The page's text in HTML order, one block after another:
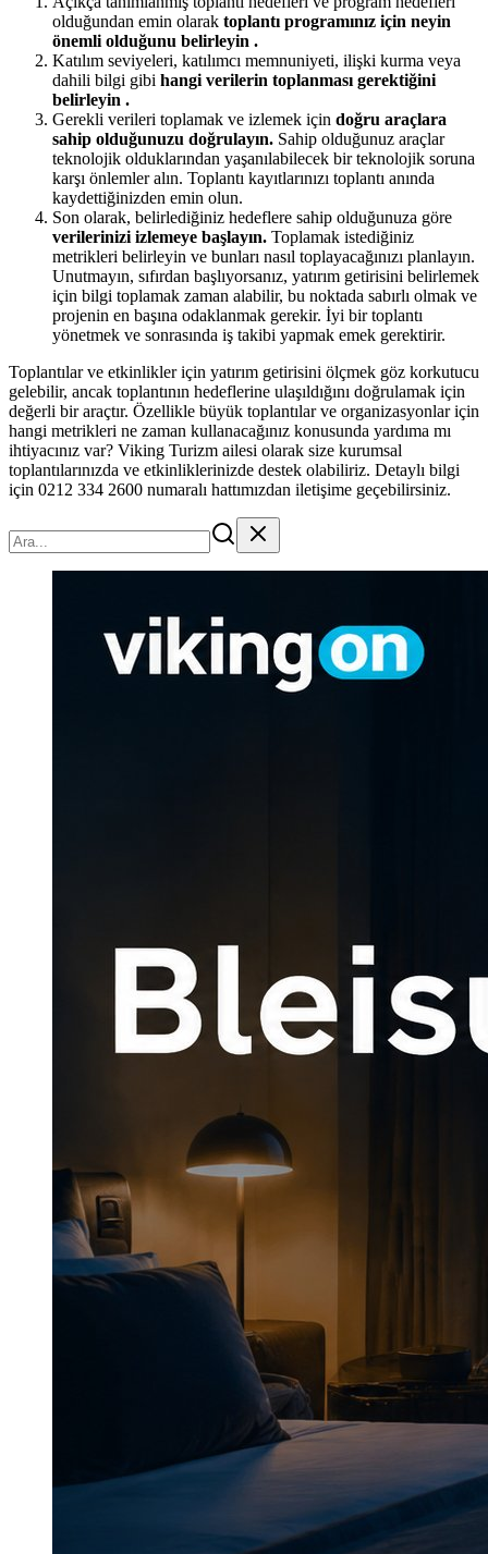
olduğundan emin olarak toplantı programınız için neyin
önemli olduğunu belirleyin .
Katılım seviyeleri, katılımcı memnuniyeti, ilişki kurma veya
dahili bilgi gibi hangi verilerin toplanması gerektiğini
belirleyin .
Gerekli verileri toplamak ve izlemek için doğru araçlara
sahip olduğunuzu doğrulayın. Sahip olduğunuz araçlar
teknolojik olduklarından yaşanılabilecek bir teknolojik soruna
karşı önlemler alın. Toplantı kayıtlarınızı toplantı anında
kaydettiğinizden emin olun.
Son olarak, belirlediğiniz hedeflere sahip olduğunuza göre
verilerinizi izlemeye başlayın. Toplamak istediğiniz
metrikleri belirleyin ve bunları nasıl toplayacağınızı planlayın.
Unutmayın, sıfırdan başlıyorsanız, yatırım getirisini belirlemek
için bilgi toplamak zaman alabilir, bu noktada sabırlı olmak ve
projenin en başına odaklanmak gerekir. İyi bir toplantı
yönetmek ve sonrasında iş takibi yapmak emek gerektirir.
Toplantılar ve etkinlikler için yatırım getirisini ölçmek göz korkutucu
gelebilir, ancak toplantının hedeflerine ulaşıldığını doğrulamak için
değerli bir araçtır. Özellikle büyük toplantılar ve organizasyonlar için
hangi metrikleri ne zaman kullanacağınız konusunda yardıma mı
ihtiyacınız var? Viking Turizm ailesi olarak size kurumsal
toplantılarınızda ve etkinliklerinizde destek olabiliriz. Detaylı bilgi
için 0212 334 2600 numaralı hattımızdan iletişime geçebilirsiniz.